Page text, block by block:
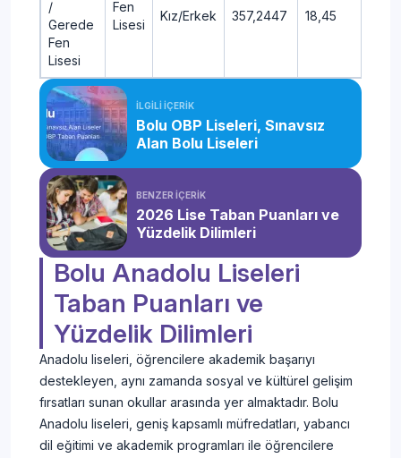
/
Gerede
Fen
Lisesi
Fen
Lisesi
Kız/Erkek 357,2447 18,45
İLGİLİ İÇERİK
Bolu OBP Liseleri, Sınavsız
Alan Bolu Liseleri
BENZER İÇERİK
2026 Lise Taban Puanları ve
Yüzdelik Dilimleri
Bolu Anadolu Liseleri
Taban Puanları ve
Yüzdelik Dilimleri
Anadolu liseleri, öğrencilere akademik başarıyı
destekleyen, aynı zamanda sosyal ve kültürel gelişim
fırsatları sunan okullar arasında yer almaktadır. Bolu
Anadolu liseleri, geniş kapsamlı müfredatları, yabancı
dil eğitimi ve akademik programları ile öğrencilere